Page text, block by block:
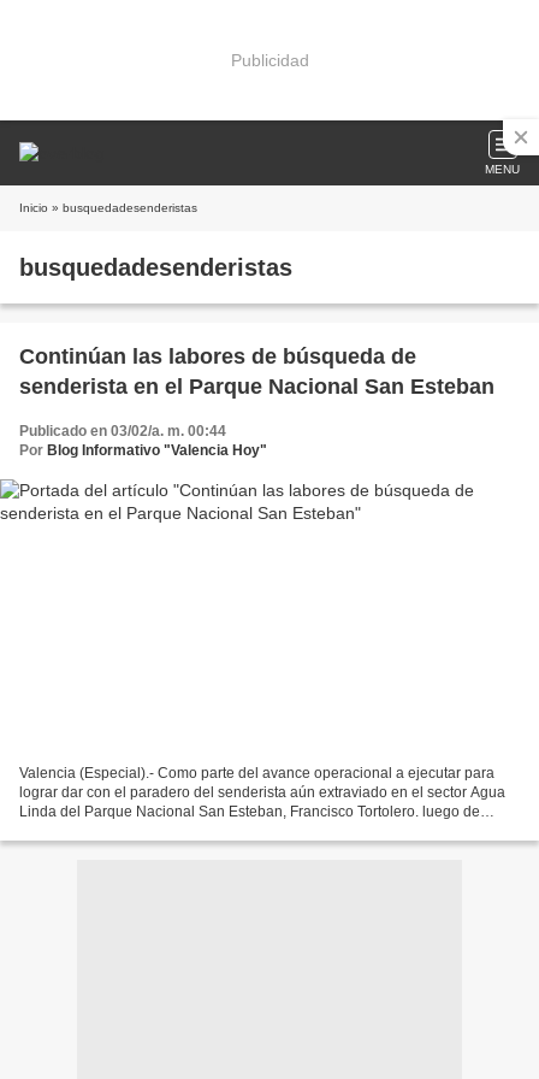
Publicidad
MENU
Inicio » busquedadesenderistas
busquedadesenderistas
Continúan las labores de búsqueda de
senderista en el Parque Nacional San Esteban
Publicado en 03/02/a. m. 00:44
Por Blog Informativo "Valencia Hoy"
Valencia (Especial).- Como parte del avance operacional a ejecutar para
lograr dar con el paradero del senderista aún extraviado en el sector Agua
Linda del Parque Nacional San Esteban, Francisco Tortolero. luego de